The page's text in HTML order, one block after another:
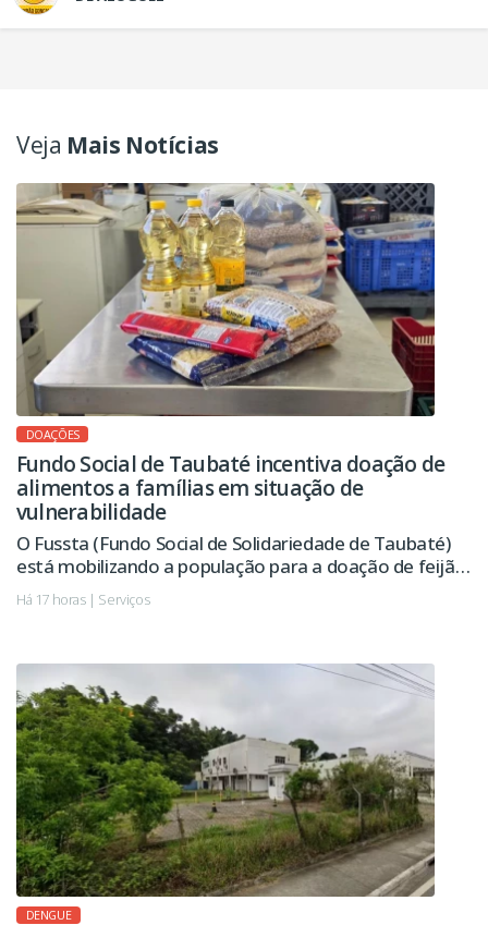
Veja Mais Notícias
DOAÇÕES
Fundo Social de Taubaté incentiva doação de
alimentos a famílias em situação de
vulnerabilidade
O Fussta (Fundo Social de Solidariedade de Taubaté)
está mobilizando a população para a doação de feijão,
óleo e macarrão, alimentos essenciais na composição
dos kits distribuídos pelo Banco de Alimentos às
instituições assistenciais do município.
Há 17 horas | Serviços
DENGUE